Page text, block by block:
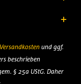
Versandkostenund ggf.
beschrieben
§ 25a UStG. Daher